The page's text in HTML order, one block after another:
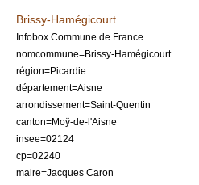
Brissy-Hamégicourt
Infobox Commune de France
nomcommune=Brissy-Hamégicourt
région=Picardie
département=Aisne
arrondissement=Saint-Quentin
canton=Moÿ-de-l'Aisne
insee=02124
cp=02240
maire=Jacques Caron